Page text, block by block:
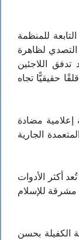
للمنظمة
التصدي لظاهرة
اللاجئين
حقيقيًّا تجاه
مضادة
الجارية
أكثر الأدوات
للإسلام
الكفيلة بحسن